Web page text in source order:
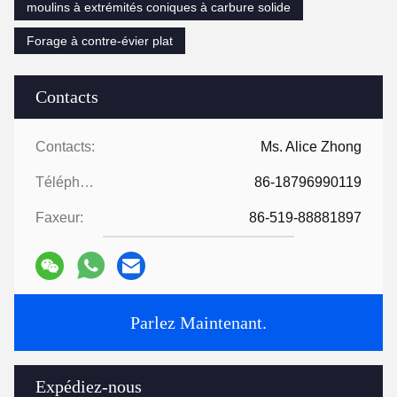
Contacts
Contacts: Ms. Alice Zhong
Téléphone: 86-18796990119
Faxeur: 86-519-88881897
Parlez Maintenant.
Expédiez-nous
moulins à extrémités coniques à carbure solide
Forage à contre-évier plat